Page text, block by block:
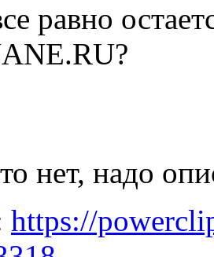
равно
нет, надо
https://